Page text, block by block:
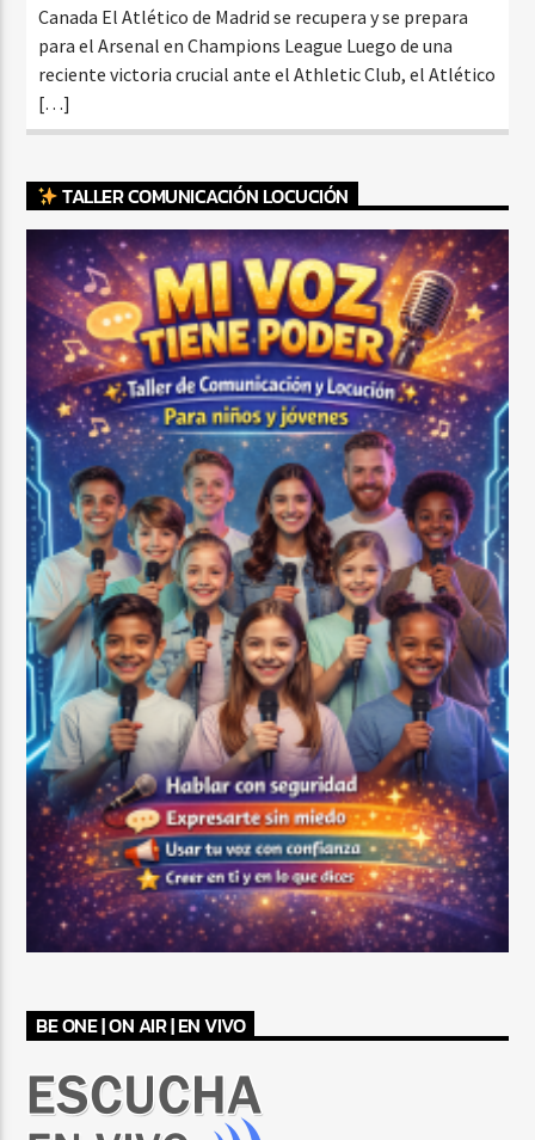
Canada El Atlético de Madrid se recupera y se prepara
para el Arsenal en Champions League Luego de una
reciente victoria crucial ante el Athletic Club, el Atlético
[…]
TALLER COMUNICACIÓN LOCUCIÓN
BE ONE | ON AIR | EN VIVO